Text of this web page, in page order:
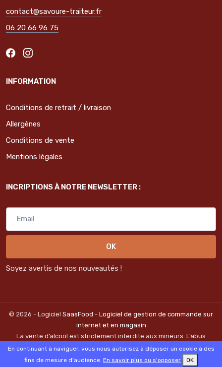
contact@savoure-traiteur.fr
06 20 66 96 75
INFORMATION
Conditions de retrait / livraison
Allergènes
Conditions de vente
Mentions légales
INCRIPTIONS À NOTRE NEWSLETTER :
OK
Soyez avertis de nos nouveautés !
© 2026 - Logiciel SaasFood - Logiciel de gestion de commande sur
internet et en magasin
La vente d’alcool est strictement interdite aux mineurs. L’abus
d’alcool est dangereux pour la santé. A consommer avec
modération.
En continuant à naviguer, vous nous autorisez à déposer un cookie à des
fins de mesure d'audience. En savoir plus ou s'opposer OK